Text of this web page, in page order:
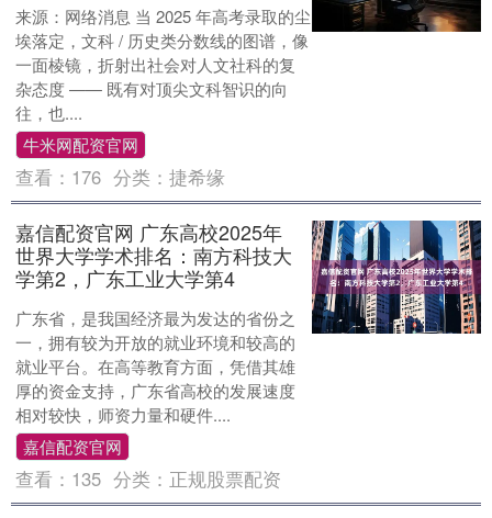
来源：网络消息 当 2025 年高考录取的尘
埃落定，文科 / 历史类分数线的图谱，像
一面棱镜，折射出社会对人文社科的复
杂态度 —— 既有对顶尖文科智识的向
往，也....
牛米网配资官网
查看： 176 分类：捷希缘
嘉信配资官网 广东高校2025年
世界大学学术排名：南方科技大
学第2，广东工业大学第4
广东省，是我国经济最为发达的省份之
一，拥有较为开放的就业环境和较高的
就业平台。在高等教育方面，凭借其雄
厚的资金支持，广东省高校的发展速度
相对较快，师资力量和硬件....
嘉信配资官网
查看： 135 分类： 正规股票配资